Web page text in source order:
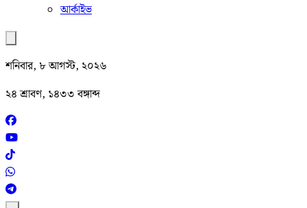
আর্কাইভ
শনিবার, ৮ আগস্ট, ২০২৬
২৪ শ্রাবণ, ১৪৩৩ বঙ্গাব্দ